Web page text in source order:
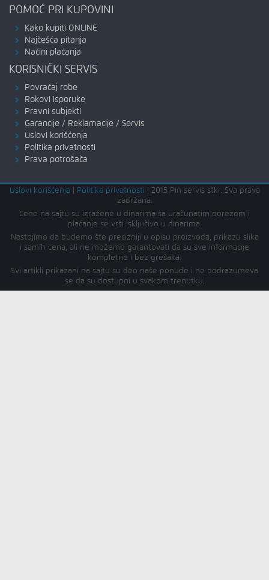
POMOĆ PRI KUPOVINI
Kako kupiti ONLINE
Najčešća pitanja
Načini plaćanja
KORISNIČKI SERVIS
Povraćaj robe
Rokovi isporuke
Pravni subjekti
Garancije / Reklamacije / Servis
Uslovi korišćenja
Politika privatnosti
Prava potrošača
Uslovi korišćenja| Politika privatnosti
2015 Pin servis stkr. Sva prava
zadržana.
Cene na sajtu su izražene u dinarima sa uračunatim porezom i
plaćanje se vrši isključivo u dinarima.
Nastojimo da budemo što precizniji u opisu proizvoda, prikazu slika
i samih cena, ali ne možemo garantovati da su sve informacije
kompletne i bez grešaka.
Svi artikli prikazani na sajtu su deo naše ponude i ne podrazumeva
se da su dostupni u svakom trenutku.